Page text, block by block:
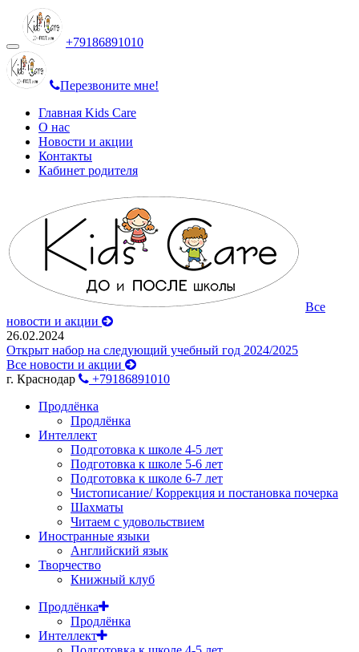
Переключить
навигацию
+79186891010
Перезвоните мне!
Главная Kids Care
О нас
Новости и акции
Контакты
Кабинет родителя
Все
новости и акции
26.02.2024
Открыт набор на следующий учебный год 2024/2025
Все новости и акции
г. Краснодар
+79186891010
Продлёнка
Продлёнка
Интеллект
Подготовка к школе 4-5 лет
Подготовка к школе 5-6 лет
Подготовка к школе 6-7 лет
Чистописание/ Коррекция и постановка почерка
Шахматы
Читаем с удовольствием
Иностранные языки
Английский язык
Творчество
Книжный клуб
Продлёнка
Продлёнка
Интеллект